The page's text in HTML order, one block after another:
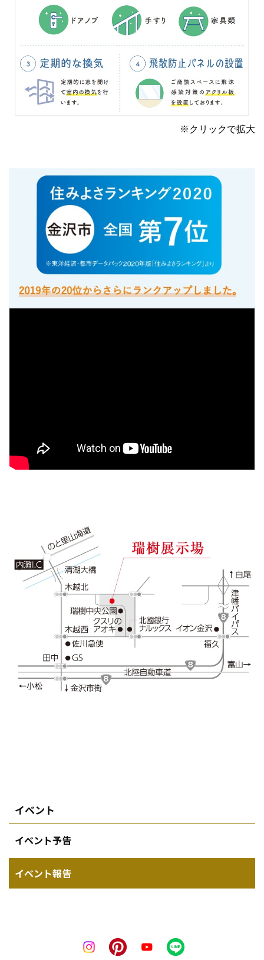
※クリックで拡大
イベント
イベント予告
イベント報告